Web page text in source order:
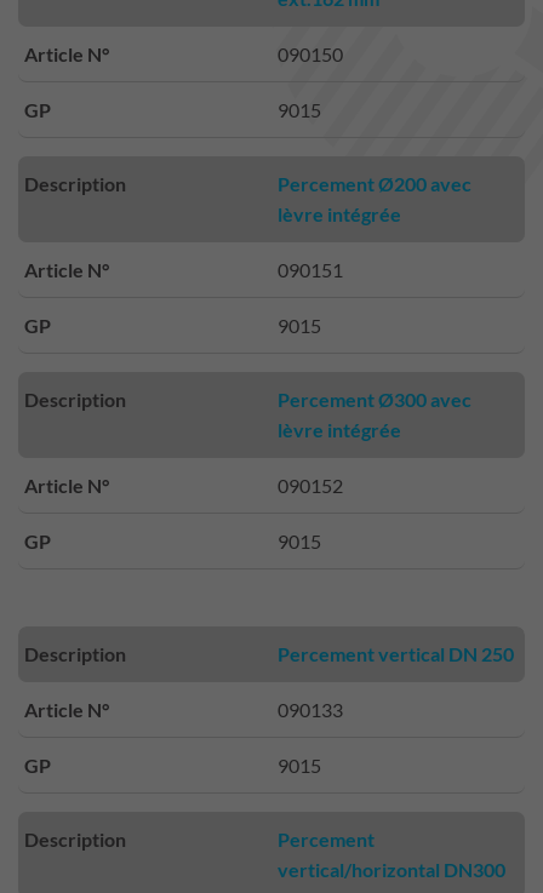
Article N° 090150
GP 9015
Description
Percement Ø200 avec
lèvre intégrée
Article N° 090151
GP 9015
Description
Percement Ø300 avec
lèvre intégrée
Article N° 090152
GP 9015
Description Percement vertical DN 250
Article N° 090133
GP 9015
Description
Percement
vertical/horizontal DN300